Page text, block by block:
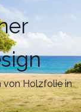
von Holzfolie in